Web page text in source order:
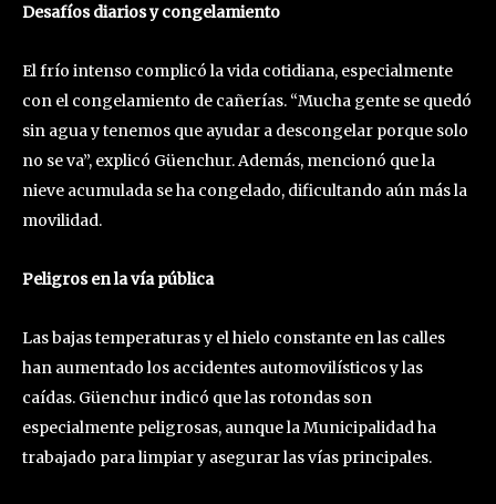
Desafíos diarios y congelamiento
El frío intenso complicó la vida cotidiana, especialmente
con el congelamiento de cañerías. “Mucha gente se quedó
sin agua y tenemos que ayudar a descongelar porque solo
no se va”, explicó Güenchur. Además, mencionó que la
nieve acumulada se ha congelado, dificultando aún más la
movilidad.
Peligros en la vía pública
Las bajas temperaturas y el hielo constante en las calles
han aumentado los accidentes automovilísticos y las
caídas. Güenchur indicó que las rotondas son
especialmente peligrosas, aunque la Municipalidad ha
trabajado para limpiar y asegurar las vías principales.